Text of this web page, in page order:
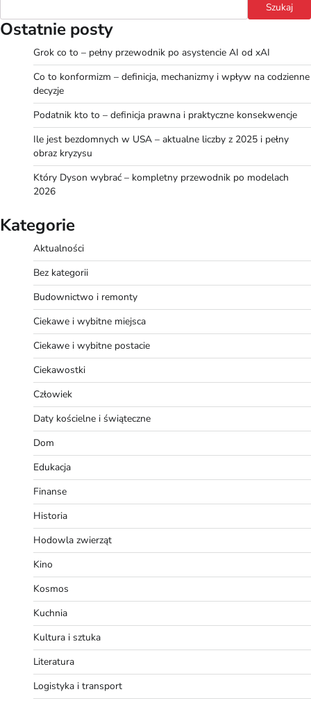
Szukaj
Ostatnie posty
Grok co to – pełny przewodnik po asystencie AI od xAI
Co to konformizm – definicja, mechanizmy i wpływ na codzienne
decyzje
Podatnik kto to – definicja prawna i praktyczne konsekwencje
Ile jest bezdomnych w USA – aktualne liczby z 2025 i pełny
obraz kryzysu
Który Dyson wybrać – kompletny przewodnik po modelach
2026
Kategorie
Aktualności
Bez kategorii
Budownictwo i remonty
Ciekawe i wybitne miejsca
Ciekawe i wybitne postacie
Ciekawostki
Człowiek
Daty kościelne i świąteczne
Dom
Edukacja
Finanse
Historia
Hodowla zwierząt
Kino
Kosmos
Kuchnia
Kultura i sztuka
Literatura
Logistyka i transport